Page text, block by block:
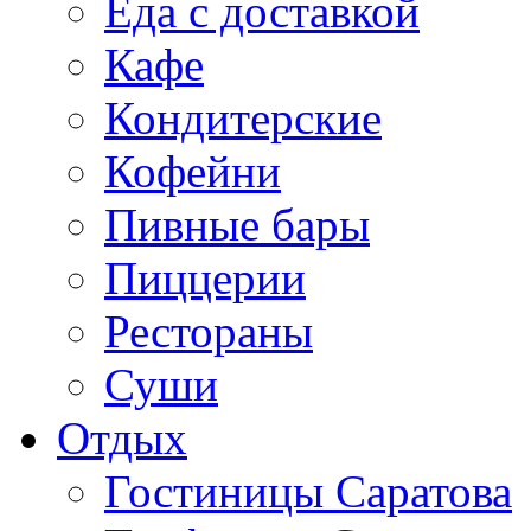
Еда с доставкой
Кафе
Кондитерские
Кофейни
Пивные бары
Пиццерии
Рестораны
Суши
Отдых
Гостиницы Саратова